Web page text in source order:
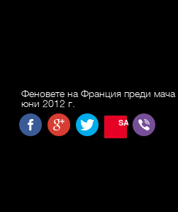
Феновете на Франция преди
юни 2012 г.
SAVE